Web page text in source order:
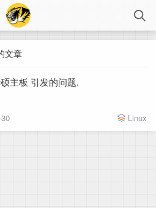
文章
主板 引发的问题.
Linux